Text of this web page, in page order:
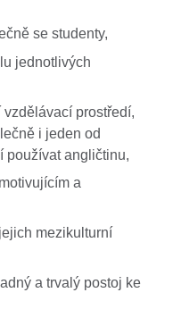
se studenty,
jednotlivých
prostředí,
i jeden od
používat angličtinu,
a
mezikulturní
a trvalý postoj ke